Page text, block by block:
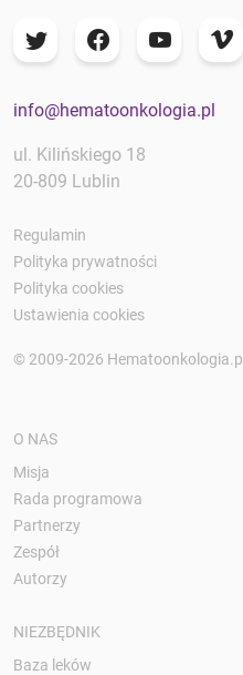
info@hematoonkologia.pl
ul. Kilińskiego 18
20-809 Lublin
Regulamin
Polityka prywatności
Polityka cookies
Ustawienia cookies
© 2009-2026 Hematoonkologia.pl
O NAS
Misja
Rada programowa
Partnerzy
Zespół
Autorzy
NIEZBĘDNIK
Baza leków